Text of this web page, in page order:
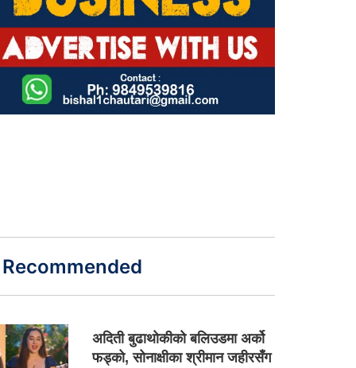
Recommended
अदिती बुढाथोकीको बलिउडमा अर्को
फड्को, सोनाक्षीका श्रीमान जहीरसँग